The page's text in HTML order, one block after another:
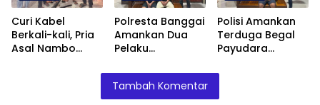
Curi Kabel
Berkali-kali, Pria
Asal Nambo
Polresta Banggai
Polresta Banggai
Amankan Dua
Pelaku
Anak
Polisi Amankan
Terduga Begal
Payudara
Remaja Putri di
Tambah Komentar